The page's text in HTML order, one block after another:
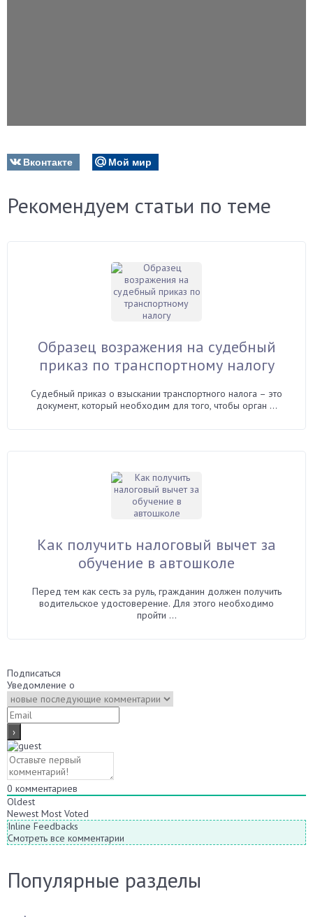
Вконтакте Мой мир
Рекомендуем статьи по теме
Образец возражения на судебный
приказ по транспортному налогу
Судебный приказ о взыскании транспортного налога – это
документ, который необходим для того, чтобы орган ...
Как получить налоговый вычет за
обучение в автошколе
Перед тем как сесть за руль, гражданин должен получить
водительское удостоверение. Для этого необходимо
пройти ...
Подписаться
Уведомление о
0 комментариев
Oldest
Newest Most Voted
Inline Feedbacks
Смотреть все комментарии
Популярные разделы